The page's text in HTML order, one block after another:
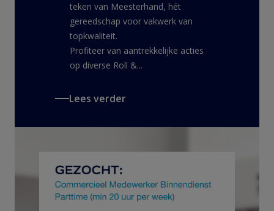
teken van Meesterhand, hét
gereedschap voor vakwerk van
topkwaliteit.
Profiteer van aantrekkelijke acties
op diverse Roll &...
Lees verder